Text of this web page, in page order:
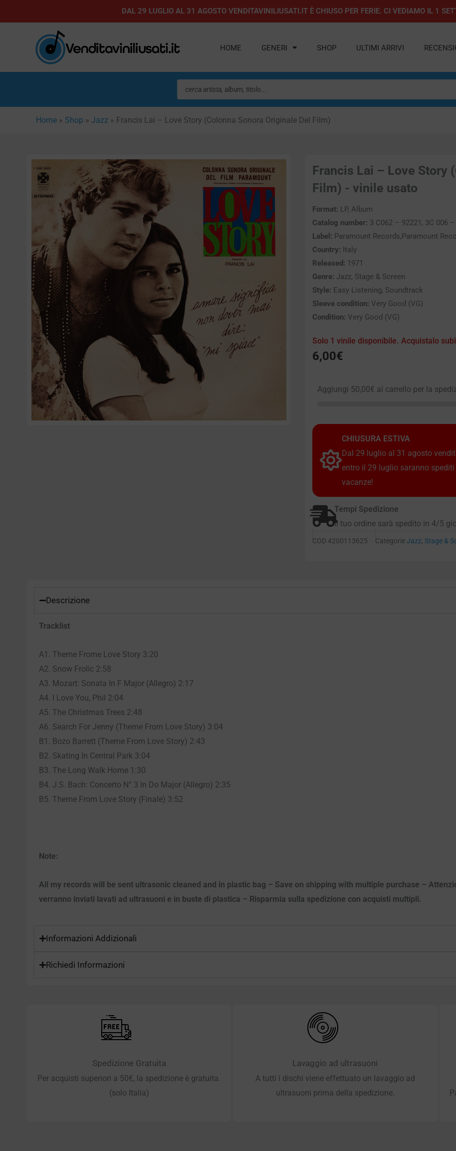
al
DAL 29 LUGLIO AL 31 AGOSTO VENDITAVINILIUSATI.IT È CHIUSO PER FERIE. CI VEDIAMO IL 1
HOME GENERI SHOP ULTIMI ARRIVI
Ricerca
prodotti
Home » Shop » Jazz » Francis Lai – Love Story (Colonna Sonora Originale Del Film)
Francis Lai – Love Story
Film) - vinile usato
Format: LP, Album
Catalog number: 3 C062 – 92221, 3C 006 –
Label: Paramount Records,Paramount
Country: Italy
Released: 1971
Genre: Jazz, Stage & Screen
Style: Easy Listening, Soundtrack
Sleeve condition: Very Good (VG)
Condition: Very Good (VG)
Solo 1 vinile disponibile. Acquistalo
6,00€
Aggiungi 50,00€ al carrello per la
CHIUSURA ESTIVA
Dal 29 luglio al 31 agosto
entro il 29 luglio saranno
vacanze!
Tempi Spedizione
Il tuo ordine sarà spedito in 4/5
COD 4200113625 CategorieJazz, Stage &
Descrizione
Tracklist
A1. Theme Frome Love Story 3:20
A2. Snow Frolic 2:58
A3. Mozart: Sonata In F Major (Allegro) 2:17
A4. I Love You, Phil 2:04
A5. The Christmas Trees 2:48
A6. Search For Jenny (Theme From Love Story) 3:04
B1. Bozo Barrett (Theme From Love Story) 2:43
B2. Skating In Central Park 3:04
B3. The Long Walk Home 1:30
B4. J.S. Bach: Concerto N° 3 In Do Major (Allegro) 2:35
B5. Theme From Love Story (Finale) 3:52
Note:
All my records will be sent ultrasonic cleaned and in plastic bag – Save on shipping with multiple purchase –
verranno inviati lavati ad ultrasuoni e in buste di plastica – Risparmia sulla spedizione con acquisti multipli.
Informazioni Addizionali
Richiedi Informazioni
Spedizione Gratuita
Per acquisti superiori a 50€, la spedizione è gratuita.
(solo Italia)
Lavaggio ad ultrasuoni
A tutti i dischi viene effettuato un lavaggio ad
ultrasuoni prima della spedizione.